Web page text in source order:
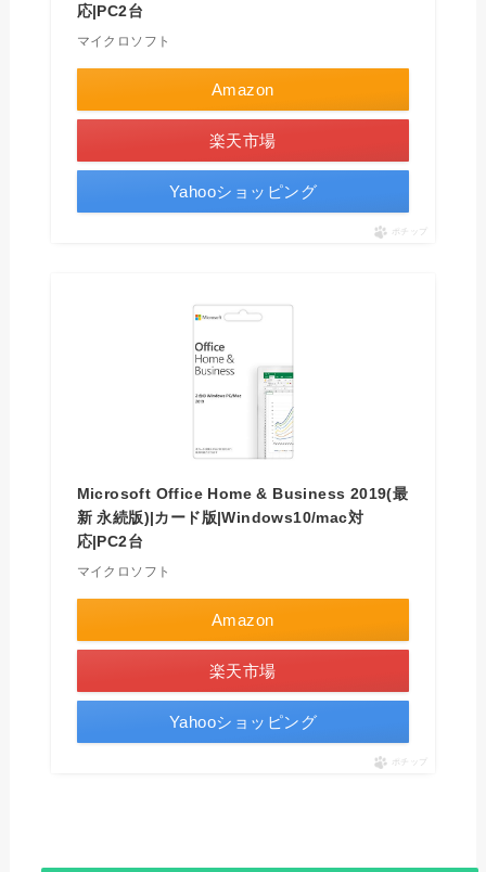
応|PC2台
マイクロソフト
Amazon
楽天市場
Yahooショッピング
ポチップ
Microsoft Office Home & Business 2019(最
新 永続版)|カード版|Windows10/mac対
応|PC2台
マイクロソフト
Amazon
楽天市場
Yahooショッピング
ポチップ